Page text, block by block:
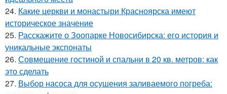
24. Какие церкви и монастыри Красноярска имеют
историческое значение
25. Расскажите о Зоопарке Новосибирска: его история и
уникальные экспонаты
26. Совмещение гостиной и спальни в 20 кв. метров: как
это сделать
27. Выбор насоса для осушения заливаемого погреба: